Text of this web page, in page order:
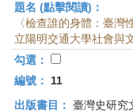
題名 (點擊閱讀)：
〈檢查誰的身體：臺
立陽明交通大學社會與
勾選：
編號：
11
出版書目： 臺灣史研究